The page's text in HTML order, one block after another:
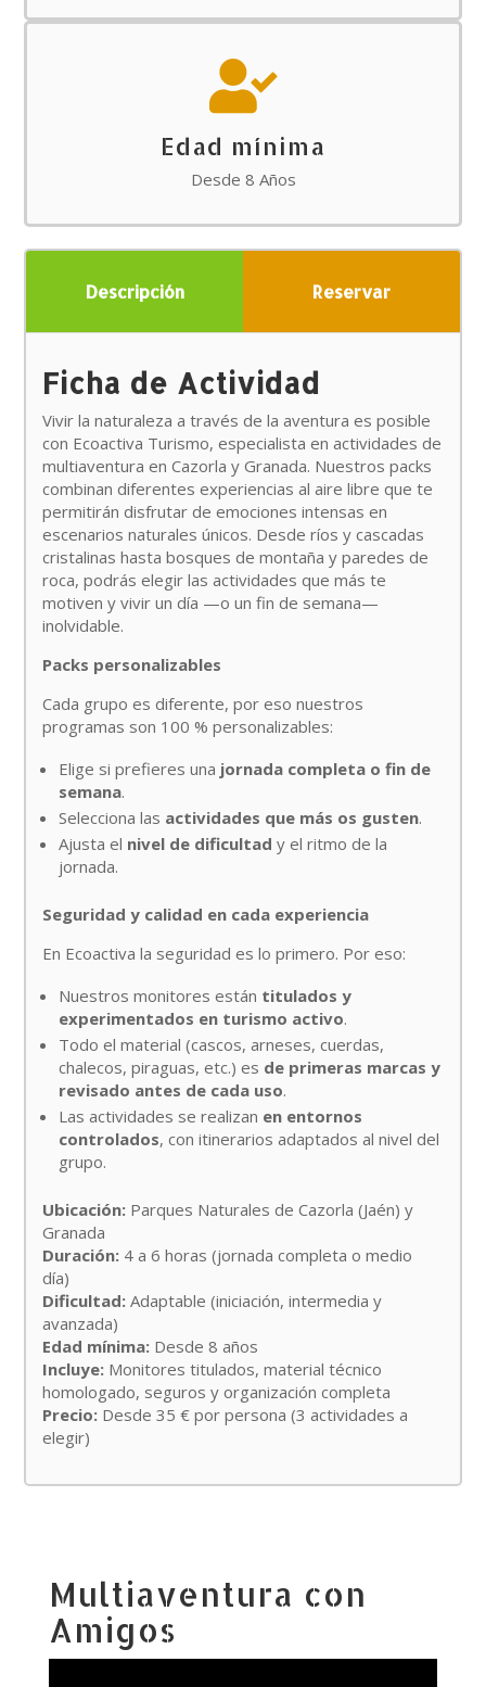

Edad mínima
Desde 8 Años
Descripción Reservar
Ficha de Actividad
Vivir la naturaleza a través de la aventura es posible
con Ecoactiva Turismo, especialista en actividades de
multiaventura en Cazorla y Granada. Nuestros packs
combinan diferentes experiencias al aire libre que te
permitirán disfrutar de emociones intensas en
escenarios naturales únicos. Desde ríos y cascadas
cristalinas hasta bosques de montaña y paredes de
roca, podrás elegir las actividades que más te
motiven y vivir un día —o un fin de semana—
inolvidable.
Packs personalizables
Cada grupo es diferente, por eso nuestros
programas son 100 % personalizables:
Elige si prefieres una jornada completa o fin de
semana.
Selecciona las actividades que más os gusten.
Ajusta el nivel de dificultad y el ritmo de la
jornada.
Seguridad y calidad en cada experiencia
En Ecoactiva la seguridad es lo primero. Por eso:
Nuestros monitores están titulados y
experimentados en turismo activo.
Todo el material (cascos, arneses, cuerdas,
chalecos, piraguas, etc.) es de primeras marcas y
revisado antes de cada uso.
Las actividades se realizan en entornos
controlados, con itinerarios adaptados al nivel del
grupo.
Ubicación: Parques Naturales de Cazorla (Jaén) y
Granada
Duración: 4 a 6 horas (jornada completa o medio
día)
Dificultad: Adaptable (iniciación, intermedia y
avanzada)
Edad mínima: Desde 8 años
Incluye: Monitores titulados, material técnico
homologado, seguros y organización completa
Precio: Desde 35 € por persona (3 actividades a
elegir)
Multiaventura con
Amigos